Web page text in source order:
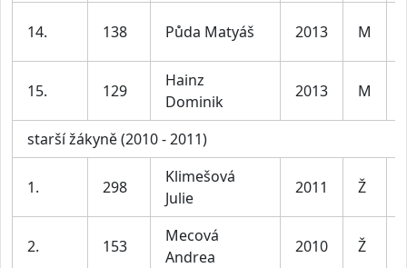
14. 138 Půda Matyáš 2013 M
15. 129
Hainz
Dominik
2013 M
starší žákyně (2010 - 2011)
1. 298
Klimešová
Julie
2011 Ž
2. 153
Mecová
Andrea
2010 Ž